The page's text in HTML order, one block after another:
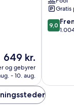
Prisen
er
649 kr.
649 kr.
og gebyrer
- 10. aug.
BW
Gratis
9.0
ud
9,0